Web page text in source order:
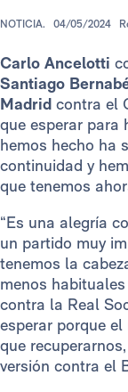
NOTICIA. 04/05/2024
Carlo Ancelotti
Santiago
Madrid contra el
que esperar para
hemos hecho ha
continuidad y
que tenemos
“Es una alegría
un partido muy
tenemos la
menos
contra la Real
esperar porque el
que
versión contra el